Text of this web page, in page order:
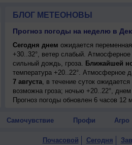
БЛОГ МЕТЕОНОВЫ
Прогноз погоды на неделю в
Сегодня днем ожидается
+30..32°, ветер слабый.
сильный дождь, гроза. Ближайшей
температура +20..22°. Атмосферное
7 августа, в течение суток
возможна гроза; ночью +20..22°,
Прогноз погоды обновлен 6 часов 12
Самочувствие Профи Агро
Почасовой Сегодня